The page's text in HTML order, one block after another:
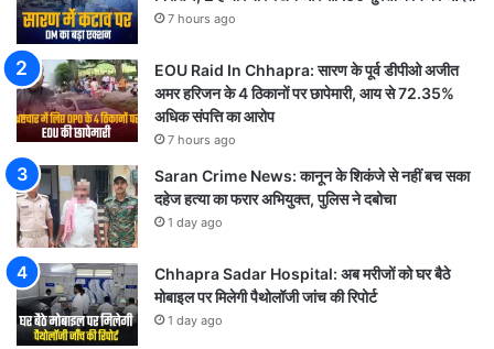
7 hours ago
EOU Raid In Chhapra: सारण के पूर्व डीपीओ अजीत
अमर हरिजन के 4 ठिकानों पर छापेमारी, आय से 72.35%
अधिक संपत्ति का आरोप
7 hours ago
Saran Crime News: कानून के शिकंजे से नहीं बच सका
दहेज हत्या का फरार अभियुक्त, पुलिस ने दबोचा
1 day ago
Chhapra Sadar Hospital: अब मरीजों को घर बैठे
मोबाइल पर मिलेगी पैथोलॉजी जांच की रिपोर्ट
1 day ago